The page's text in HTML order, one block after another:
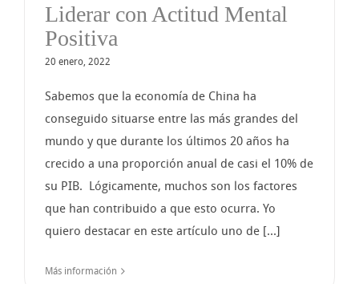
Liderar con Actitud Mental
Positiva
20 enero, 2022
Sabemos que la economía de China ha
conseguido situarse entre las más grandes del
mundo y que durante los últimos 20 años ha
crecido a una proporción anual de casi el 10% de
su PIB. Lógicamente, muchos son los factores
que han contribuido a que esto ocurra. Yo
quiero destacar en este artículo uno de [...]
Más información